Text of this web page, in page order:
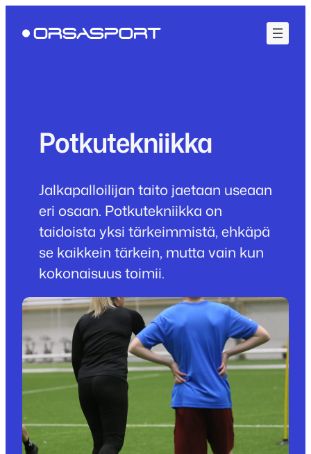
sisältöön
Potkutekniikka
Jalkapalloilijan taito jaetaan useaan
eri osaan. Potkutekniikka on
taidoista yksi tärkeimmistä, ehkäpä
se kaikkein tärkein, mutta vain kun
kokonaisuus toimii.